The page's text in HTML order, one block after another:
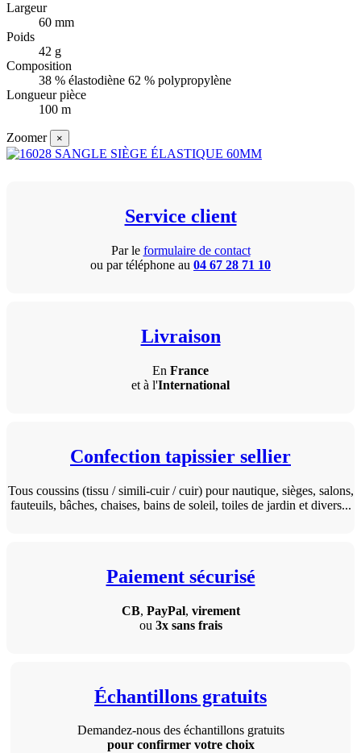
Largeur
60 mm
Poids
42 g
Composition
38 % élastodiène 62 % polypropylène
Longueur pièce
100 m
Zoomer ×
Service client
Par le formulaire de contact
ou par téléphone au 04 67 28 71 10
Livraison
En France
et à l'International
Confection tapissier sellier
Tous coussins (tissu / simili-cuir / cuir) pour nautique, sièges, salons,
fauteuils, bâches, chaises, bains de soleil, toiles de jardin et divers...
Paiement sécurisé
CB, PayPal, virement
ou 3x sans frais
Échantillons gratuits
Demandez-nous des échantillons gratuits
pour confirmer votre choix